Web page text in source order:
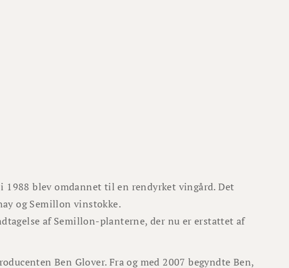
1988 blev omdannet til en rendyrket vingård. Det
og Semillon vinstokke.
af Semillon-planterne, der nu er erstattet af
Ben Glover. Fra og med 2007 begyndte Ben,